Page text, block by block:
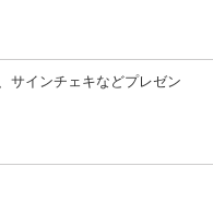
サインチェキなどプレゼン